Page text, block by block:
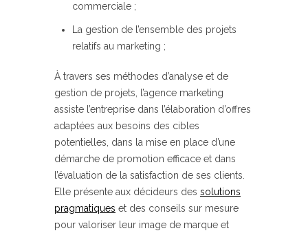
commerciale ;
La gestion de l’ensemble des projets
relatifs au marketing ;
À travers ses méthodes d’analyse et de
gestion de projets, l’agence marketing
assiste l’entreprise dans l’élaboration d’offres
adaptées aux besoins des cibles
potentielles, dans la mise en place d’une
démarche de promotion efficace et dans
l’évaluation de la satisfaction de ses clients.
Elle présente aux décideurs des solutions
pragmatiques et des conseils sur mesure
pour valoriser leur image de marque et